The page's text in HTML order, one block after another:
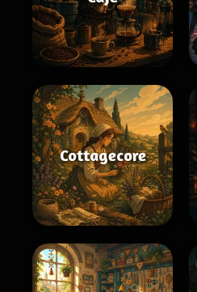
Cottagecore